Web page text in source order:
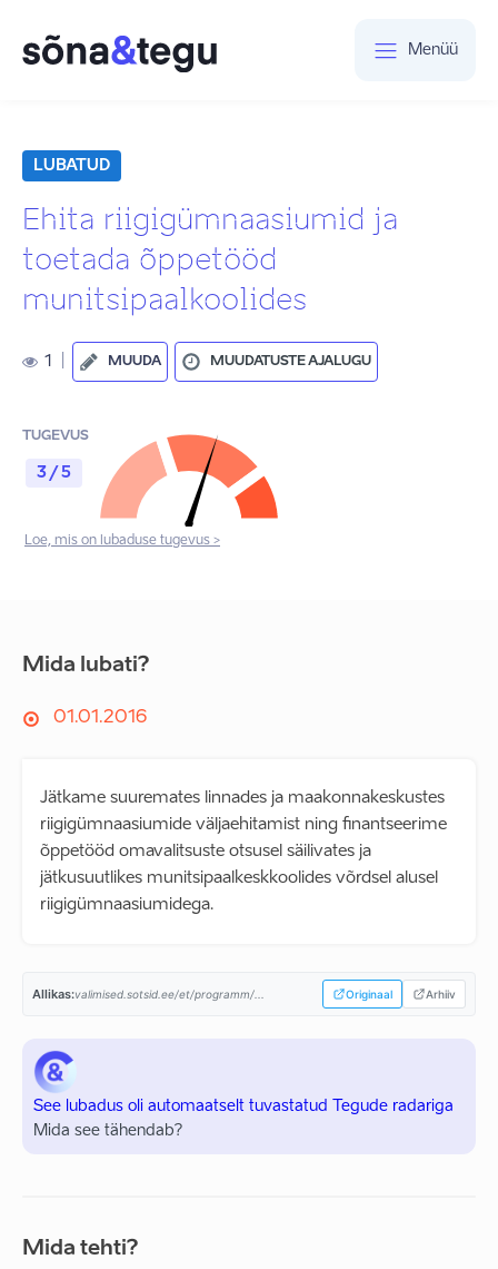
Menüü
LUBATUD
Ehita riigigümnaasiumid ja
toetada õppetööd
munitsipaalkoolides
1 MUUDA MUUDATUSTE AJALUGU
TUGEVUS
3 / 5
Loe, mis on lubaduse tugevus >
Mida lubati?
01.01.2016
Jätkame suuremates linnades ja maakonnakeskustes
riigigümnaasiumide väljaehitamist ning finantseerime
õppetööd omavalitsuste otsusel säilivates ja
jätkusuutlikes munitsipaalkeskkoolides võrdsel alusel
riigigümnaasiumidega.
Allikas:valimised.sotsid.ee/et/programm/... Originaal Arhiiv
See lubadus oli automaatselt tuvastatud Tegude radariga
Mida see tähendab?
Mida tehti?